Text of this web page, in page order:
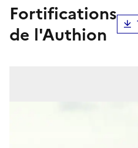
fortifications
de l'Authion